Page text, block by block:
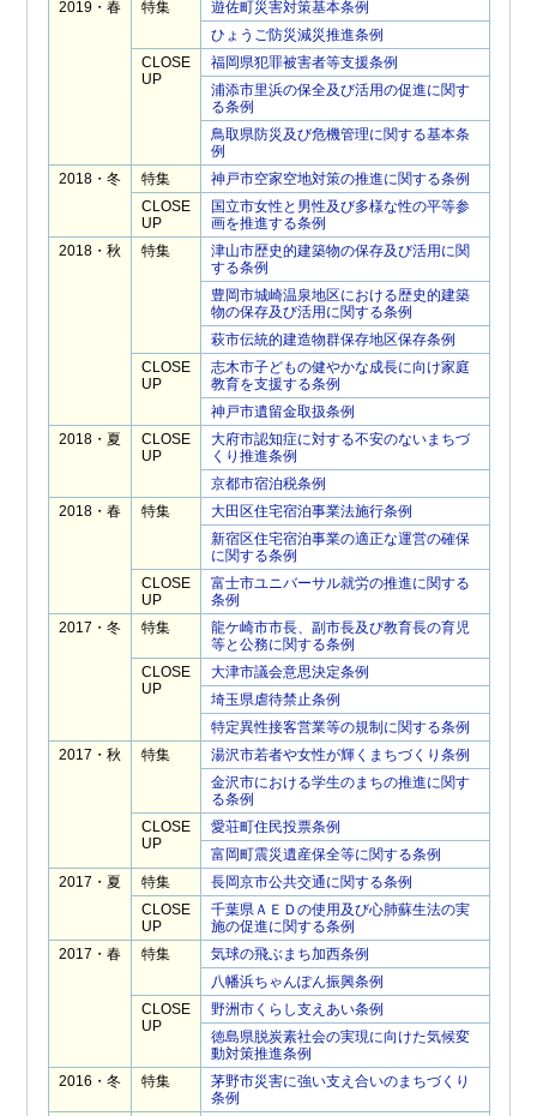
2019・春 特集
遊佐町災害対策基本条例
ひょうご防災減災推進条例
CLOSE
UP
福岡県犯罪被害者等支援条例
浦添市里浜の保全及び活用の促進に関す
る条例
鳥取県防災及び危機管理に関する基本条
例
2018・冬
特集
神戸市空家空地対策の推進に関する条例
CLOSE
UP
国立市女性と男性及び多様な性の平等参
画を推進する条例
2018・秋
特集
津山市歴史的建築物の保存及び活用に関
する条例
豊岡市城崎温泉地区における歴史的建築
物の保存及び活用に関する条例
萩市伝統的建造物群保存地区保存条例
CLOSE
UP
志木市子どもの健やかな成長に向け家庭
教育を支援する条例
神戸市遺留金取扱条例
2018・夏
CLOSE
UP
大府市認知症に対する不安のないまちづ
くり推進条例
京都市宿泊税条例
2018・春
特集
大田区住宅宿泊事業法施行条例
新宿区住宅宿泊事業の適正な運営の確保
に関する条例
CLOSE
UP
富士市ユニバーサル就労の推進に関する
条例
2017・冬
特集
龍ケ崎市市長、副市長及び教育長の育児
等と公務に関する条例
CLOSE
UP
大津市議会意思決定条例
埼玉県虐待禁止条例
特定異性接客営業等の規制に関する条例
2017・秋
特集
湯沢市若者や女性が輝くまちづくり条例
金沢市における学生のまちの推進に関す
る条例
CLOSE
UP
愛荘町住民投票条例
富岡町震災遺産保全等に関する条例
2017・夏
特集
長岡京市公共交通に関する条例
CLOSE
UP
千葉県ＡＥＤの使用及び心肺蘇生法の実
施の促進に関する条例
2017・春
特集
気球の飛ぶまち加西条例
八幡浜ちゃんぽん振興条例
CLOSE
UP
野洲市くらし支えあい条例
徳島県脱炭素社会の実現に向けた気候変
動対策推進条例
2016・冬
特集
茅野市災害に強い支え合いのまちづくり
条例